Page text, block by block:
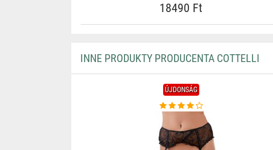
18490 Ft
INNE PRODUKTY PRODUCENTA COTTELLI
ÚJDONSÁG